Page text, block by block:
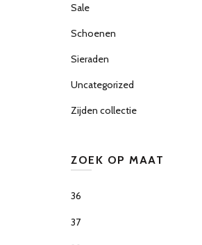
Sale
Schoenen
Sieraden
Uncategorized
Zijden collectie
ZOEK OP MAAT
36
37